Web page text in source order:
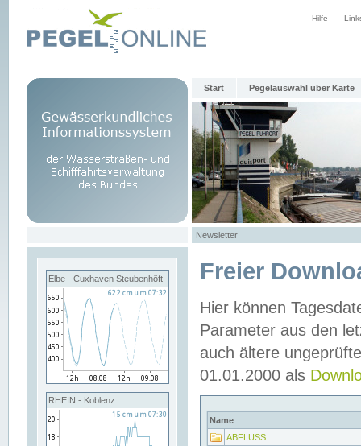
Hilfe
Start Pegelauswahl über Karte
Newsletter
Elbe - Cuxhaven Steubenhöft
RHEIN - Koblenz
Freier
Hier können
Parameter aus den
auch ältere
01.01.2000 als
Name
ABFLUSS